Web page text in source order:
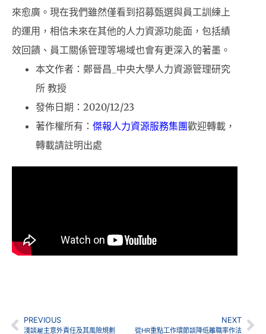
來愈廣。現在我們雖然僅看到招募甄選與員工訓練上
的運用，相信未來在其他的人力資源功能面，包括績
效回饋、員工關係管理等場域也會有更深入的著墨。
本文作者：鄭晉昌_中央大學人力資源管理研究
所 教授
發佈日期：2020/12/23
著作權所有： 傑報人力資源服務集團歡迎轉載，
轉載請註明出處
PREVIOUS
淺談雇主意外責任及其風險規劃
NEXT
從HR重點工作環節談降低離職率作法